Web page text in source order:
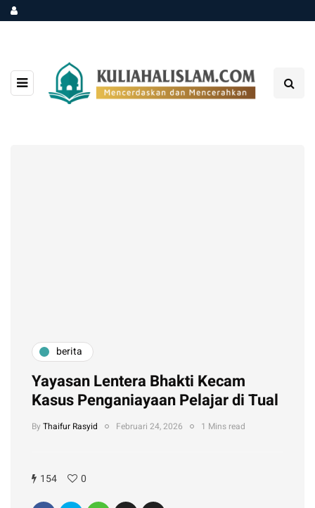
berita
Yayasan Lentera Bhakti Kecam
Kasus Penganiayaan Pelajar di Tual
By Thaifur Rasyid Februari 24, 2026 1 Mins read
154 0